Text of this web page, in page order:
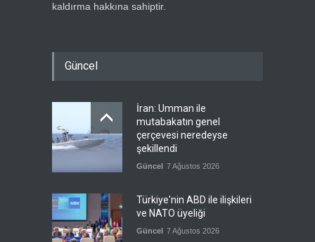
kaldırma hakkına sahiptir.
Güncel
İran: Umman ile
mutabakatın genel
çerçevesi neredeyse
şekillendi
Güncel 7 Ağustos 2026
Türkiye'nin ABD ile ilişkileri
ve NATO üyeliği
Güncel 7 Ağustos 2026